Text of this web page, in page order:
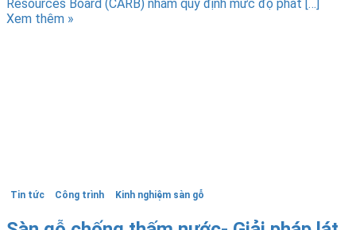
Resources Board (CARB) nhằm quy định mức độ phát […]
Xem thêm »
Tin tức Công trình Kinh nghiệm sàn gỗ